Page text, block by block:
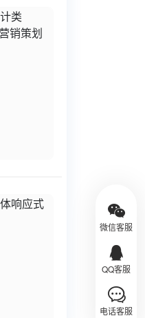
微信客服
QQ客服
电话客服